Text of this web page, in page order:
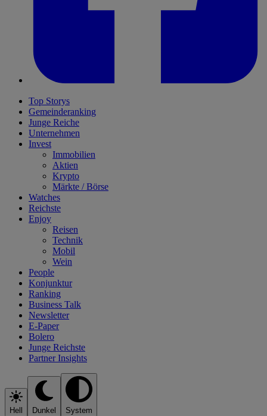
Top Storys
Gemeinderanking
Junge Reiche
Unternehmen
Invest
Immobilien
Aktien
Krypto
Märkte / Börse
Watches
Reichste
Enjoy
Reisen
Technik
Mobil
Wein
People
Konjunktur
Ranking
Business Talk
Newsletter
E-Paper
Bolero
Junge Reichste
Partner Insights
Hell Dunkel System